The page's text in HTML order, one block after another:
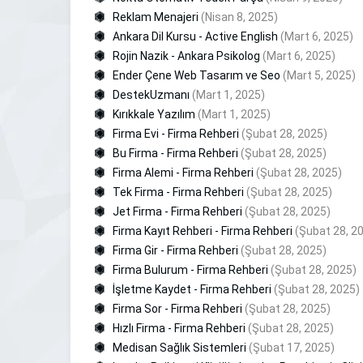
Reklam Menajeri (Nisan 8, 2025)
Ankara Dil Kursu - Active English (Mart 6, 2025)
Rojin Nazik - Ankara Psikolog (Mart 6, 2025)
Ender Çene Web Tasarım ve Seo (Mart 5, 2025)
DestekUzmanı (Mart 1, 2025)
Kırıkkale Yazılım (Mart 1, 2025)
Firma Evi - Firma Rehberi (Şubat 28, 2025)
Bu Firma - Firma Rehberi (Şubat 28, 2025)
Firma Alemi - Firma Rehberi (Şubat 28, 2025)
Tek Firma - Firma Rehberi (Şubat 28, 2025)
Jet Firma - Firma Rehberi (Şubat 28, 2025)
Firma Kayıt Rehberi - Firma Rehberi (Şubat 28,
Firma Gir - Firma Rehberi (Şubat 28, 2025)
Firma Bulurum - Firma Rehberi (Şubat 28, 2025)
İşletme Kaydet - Firma Rehberi (Şubat 28, 2025)
Firma Sor - Firma Rehberi (Şubat 28, 2025)
Hızlı Firma - Firma Rehberi (Şubat 28, 2025)
Medisan Sağlık Sistemleri (Şubat 17, 2025)